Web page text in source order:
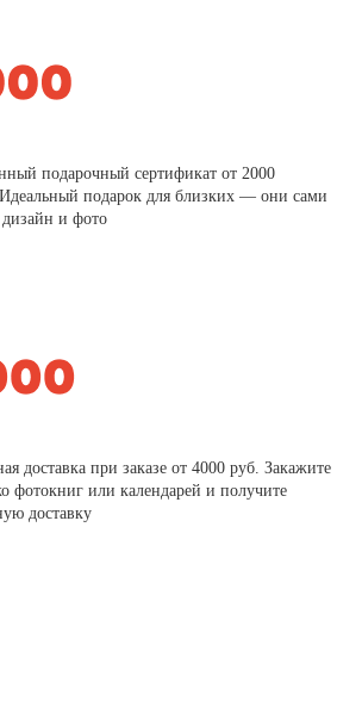
подарочный сертификат от 2000
подарок для близких — они сами
дизайн и фото
доставка при заказе от 4000 руб. Закажите
фотокниг или календарей и получите
доставку